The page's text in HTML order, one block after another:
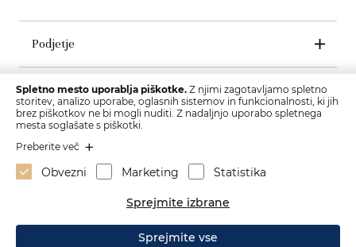
Podjetje
Pogoji poslovanja
Spletno mesto uporablja piškotke. Z njimi zagotavljamo spletno
storitev, analizo uporabe, oglasnih sistemov in funkcionalnosti, ki jih
brez piškotkov ne bi mogli nuditi. Z nadaljnjo uporabo spletnega
mesta soglašate s piškotki.
Preberite več
Obvezni Marketing Statistika
Sprejmite izbrane
Sprejmite vse